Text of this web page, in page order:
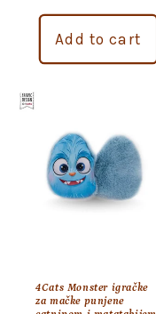
price
Add to cart
4Cats Monster igračke
za mačke punjene